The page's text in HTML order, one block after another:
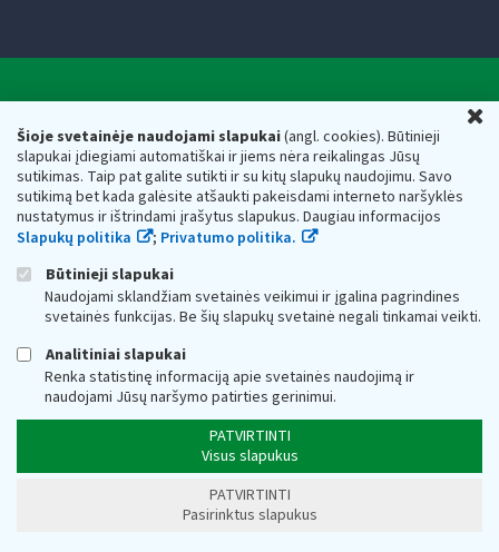
Šioje svetainėje naudojami slapukai(angl. cookies). Būtinieji
slapukai įdiegiami automatiškai ir jiems nėra reikalingas Jūsų
sutikimas. Taip pat galite sutikti ir su kitų slapukų naudojimu. Savo
sutikimą bet kada galėsite atšaukti pakeisdami interneto naršyklės
nustatymus ir ištrindami įrašytus slapukus. Daugiau informacijos
Slapukų politika
; Privatumo politika.
Būtinieji slapukai
Naudojami sklandžiam svetainės veikimui ir įgalina pagrindines
svetainės funkcijas. Be šių slapukų svetainė negali tinkamai veikti.
Analitiniai slapukai
Renka statistinę informaciją apie svetainės naudojimą ir
naudojami Jūsų naršymo patirties gerinimui.
PATVIRTINTI
Visus slapukus
PATVIRTINTI
Pasirinktus slapukus
Respublikos finansų ministerijos
Biudžetinė įstaiga. Juridinio asmens kodas — 188659752,
adresas: Vasario 16-osios g. 14, 01107 Vilnius, Lietuva, el.paštas:
vmi@vmi.lt, E. pristatymo dėžutės adresas 188659752
Duomenys apie Valstybinę mokesčių inspekciją prie Lietuvos
Respublikos finansų ministerijos kaupiami ir saugomi Juridinių